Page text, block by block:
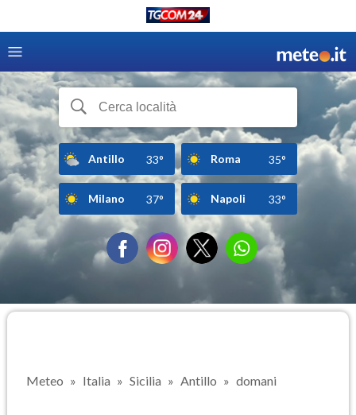
Antillo 33° Roma 35°
Milano 37° Napoli 33°
Meteo Italia Sicilia Antillo domani